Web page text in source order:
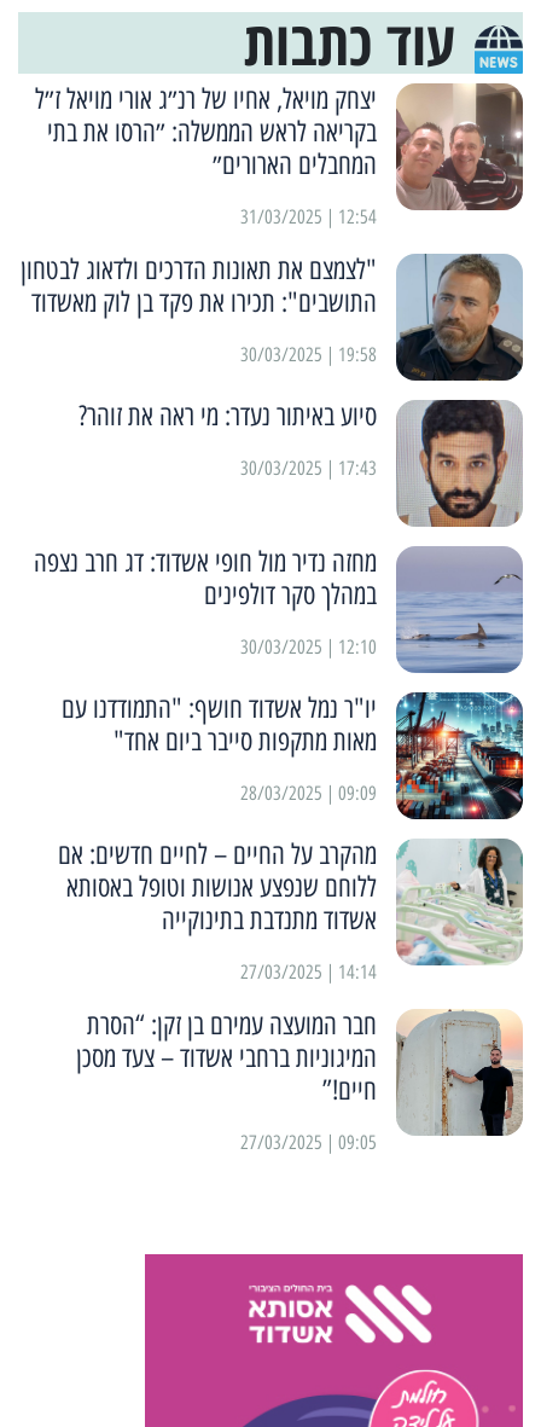
עוד כתבות
יצחק מויאל, אחיו של רנ״ג אורי מויאל ז״ל
בקריאה לראש הממשלה: ״הרסו את בתי
המחבלים הארורים״
12:54 | 31/03/2025
"לצמצם את תאונות הדרכים ולדאוג לבטחון
התושבים": תכירו את פקד בן לוק מאשדוד
19:58 | 30/03/2025
סיוע באיתור נעדר: מי ראה את זוהר?
17:43 | 30/03/2025
מחזה נדיר מול חופי אשדוד: דג חרב נצפה
במהלך סקר דולפינים
12:10 | 30/03/2025
יו"ר נמל אשדוד חושף: "התמודדנו עם
מאות מתקפות סייבר ביום אחד"
09:09 | 28/03/2025
מהקרב על החיים – לחיים חדשים: אם
ללוחם שנפצע אנושות וטופל באסותא
אשדוד מתנדבת בתינוקייה
14:14 | 27/03/2025
חבר המועצה עמירם בן זקן: “הסרת
המיגוניות ברחבי אשדוד – צעד מסכן
חיים!”
09:05 | 27/03/2025